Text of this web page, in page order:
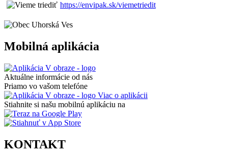
https://envipak.sk/viemetriedit
Mobilná aplikácia
Aktuálne informácie od nás
Priamo vo vašom telefóne
Viac o aplikácii
Stiahnite si našu mobilnú aplikáciu na
KONTAKT